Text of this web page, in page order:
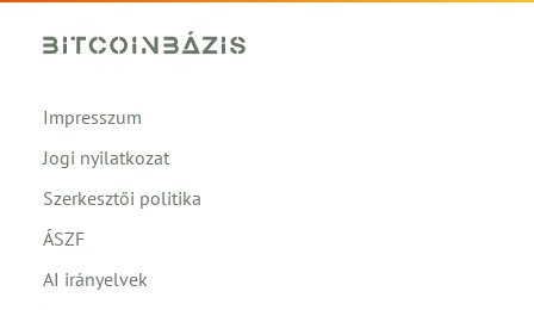
Impresszum
Jogi nyilatkozat
Szerkesztői politika
ÁSZF
AI irányelvek